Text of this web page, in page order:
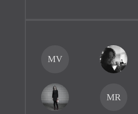
MV
MR